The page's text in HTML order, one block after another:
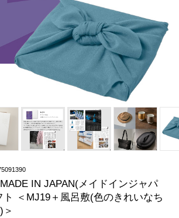
IN JAPAN(メイドインジャパ
ト ＜MJ19＋風呂敷(色のきれいなち